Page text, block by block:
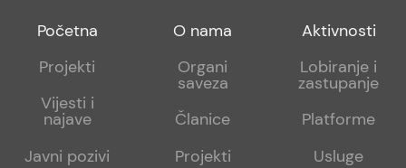
Footer
menu
Početna
Projekti
Vijesti i
najave
Javni pozivi
Footer
sub
O nama
Organi
saveza
Članice
Projekti
Footer
sub
Aktivnosti
Lobiranje i
zastupanje
Platforme
Usluge